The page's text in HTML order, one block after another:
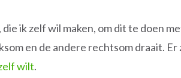
ik zelf wil maken, om dit te doen
en de andere rechtsom draait.
wilt.